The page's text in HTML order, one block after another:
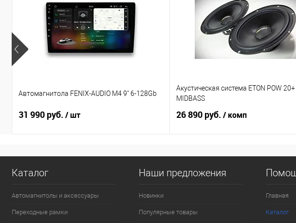
Автомагнитола FENIX-AUDIO M4 9" 6-128Gb
31 990 руб. / шт
Акустическая система ETON POW 20+
MIDBASS
26 890 руб. / комп
Каталог
Автомагнитолы и аксессуары
Переходные рамки
Наши предложения
Новинки
Популярные товары
Главная
Каталог